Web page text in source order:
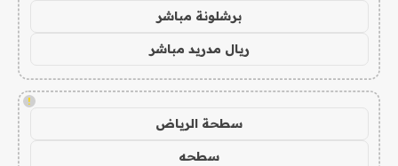
برشلونة مباشر
ريال مدريد مباشر
!
سطحة الرياض
سطحه